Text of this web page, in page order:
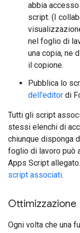
abbia
script. (I
nel foglio di
una copia, ne
il copione.
Pubblica lo
dell'editor di
Tutti gli script
stessi elenchi di
chiunque disponga
foglio di lavoro può
Apps Script
script associati.
Ottimizzazione
Ogni volta che una